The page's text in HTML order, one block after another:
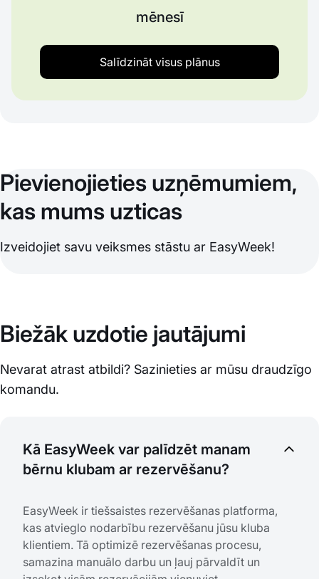
mēnesī
Salīdzināt visus plānus
Pievienojieties uzņēmumiem,
kas mums uzticas
Izveidojiet savu veiksmes stāstu ar EasyWeek!
Biežāk uzdotie jautājumi
Nevarat atrast atbildi? Sazinieties ar mūsu draudzīgo
komandu.
Kā EasyWeek var palīdzēt manam
bērnu klubam ar rezervēšanu?
EasyWeek ir tiešsaistes rezervēšanas platforma,
kas atvieglo nodarbību rezervēšanu jūsu kluba
klientiem. Tā optimizē rezervēšanas procesu,
samazina manuālo darbu un ļauj pārvaldīt un